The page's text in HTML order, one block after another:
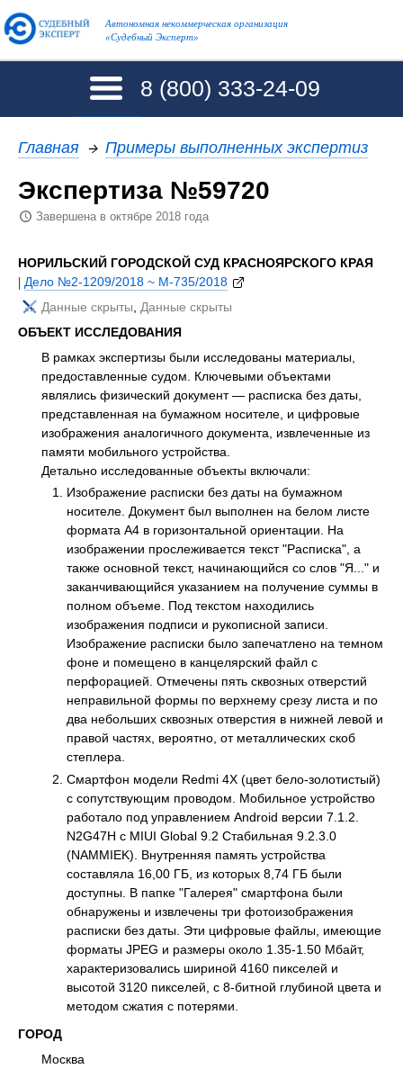
Автономная некоммерческая организация
«Судебный Эксперт»
8 (800) 333-24-09
Главная → Примеры выполненных экспертиз
Экспертиза №59720
Завершена в октябре 2018 года
НОРИЛЬСКИЙ ГОРОДСКОЙ СУД КРАСНОЯРСКОГО КРАЯ
| Дело №2-1209/2018 ~ М-735/2018
Данные скрыты Данные скрыты
ОБЪЕКТ ИССЛЕДОВАНИЯ
В рамках экспертизы были исследованы материалы,
предоставленные судом. Ключевыми объектами
являлись физический документ — расписка без даты,
представленная на бумажном носителе, и цифровые
изображения аналогичного документа, извлеченные из
памяти мобильного устройства.
Детально исследованные объекты включали:
Изображение расписки без даты на бумажном
носителе. Документ был выполнен на белом листе
формата А4 в горизонтальной ориентации. На
изображении прослеживается текст "Расписка", а
также основной текст, начинающийся со слов "Я..." и
заканчивающийся указанием на получение суммы в
полном объеме. Под текстом находились
изображения подписи и рукописной записи.
Изображение расписки было запечатлено на темном
фоне и помещено в канцелярский файл с
перфорацией. Отмечены пять сквозных отверстий
неправильной формы по верхнему срезу листа и по
два небольших сквозных отверстия в нижней левой и
правой частях, вероятно, от металлических скоб
степлера.
Смартфон модели Redmi 4X (цвет бело-золотистый)
с сопутствующим проводом. Мобильное устройство
работало под управлением Android версии 7.1.2.
N2G47H с MIUI Global 9.2 Стабильная 9.2.3.0
(NAMMIEK). Внутренняя память устройства
составляла 16,00 ГБ, из которых 8,74 ГБ были
доступны. В папке "Галерея" смартфона были
обнаружены и извлечены три фотоизображения
расписки без даты. Эти цифровые файлы, имеющие
форматы JPEG и размеры около 1.35-1.50 Мбайт,
характеризовались шириной 4160 пикселей и
высотой 3120 пикселей, с 8-битной глубиной цвета и
методом сжатия с потерями.
ГОРОД
Москва